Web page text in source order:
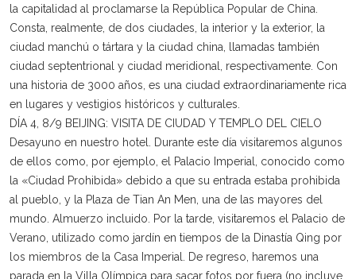
la capitalidad al proclamarse la República Popular de China.
Consta, realmente, de dos ciudades, la interior y la exterior, la
ciudad manchú o tártara y la ciudad china, llamadas también
ciudad septentrional y ciudad meridional, respectivamente. Con
una historia de 3000 años, es una ciudad extraordinariamente rica
en lugares y vestigios históricos y culturales.
DÍA 4, 8/9 BEIJING: VISITA DE CIUDAD Y TEMPLO DEL CIELO
Desayuno en nuestro hotel. Durante este día visitaremos algunos
de ellos como, por ejemplo, el Palacio Imperial, conocido como
la «Ciudad Prohibida» debido a que su entrada estaba prohibida
al pueblo, y la Plaza de Tian An Men, una de las mayores del
mundo. Almuerzo incluido. Por la tarde, visitaremos el Palacio de
Verano, utilizado como jardín en tiempos de la Dinastía Qing por
los miembros de la Casa Imperial. De regreso, haremos una
parada en la Villa Olímpica para sacar fotos por fuera (no incluye